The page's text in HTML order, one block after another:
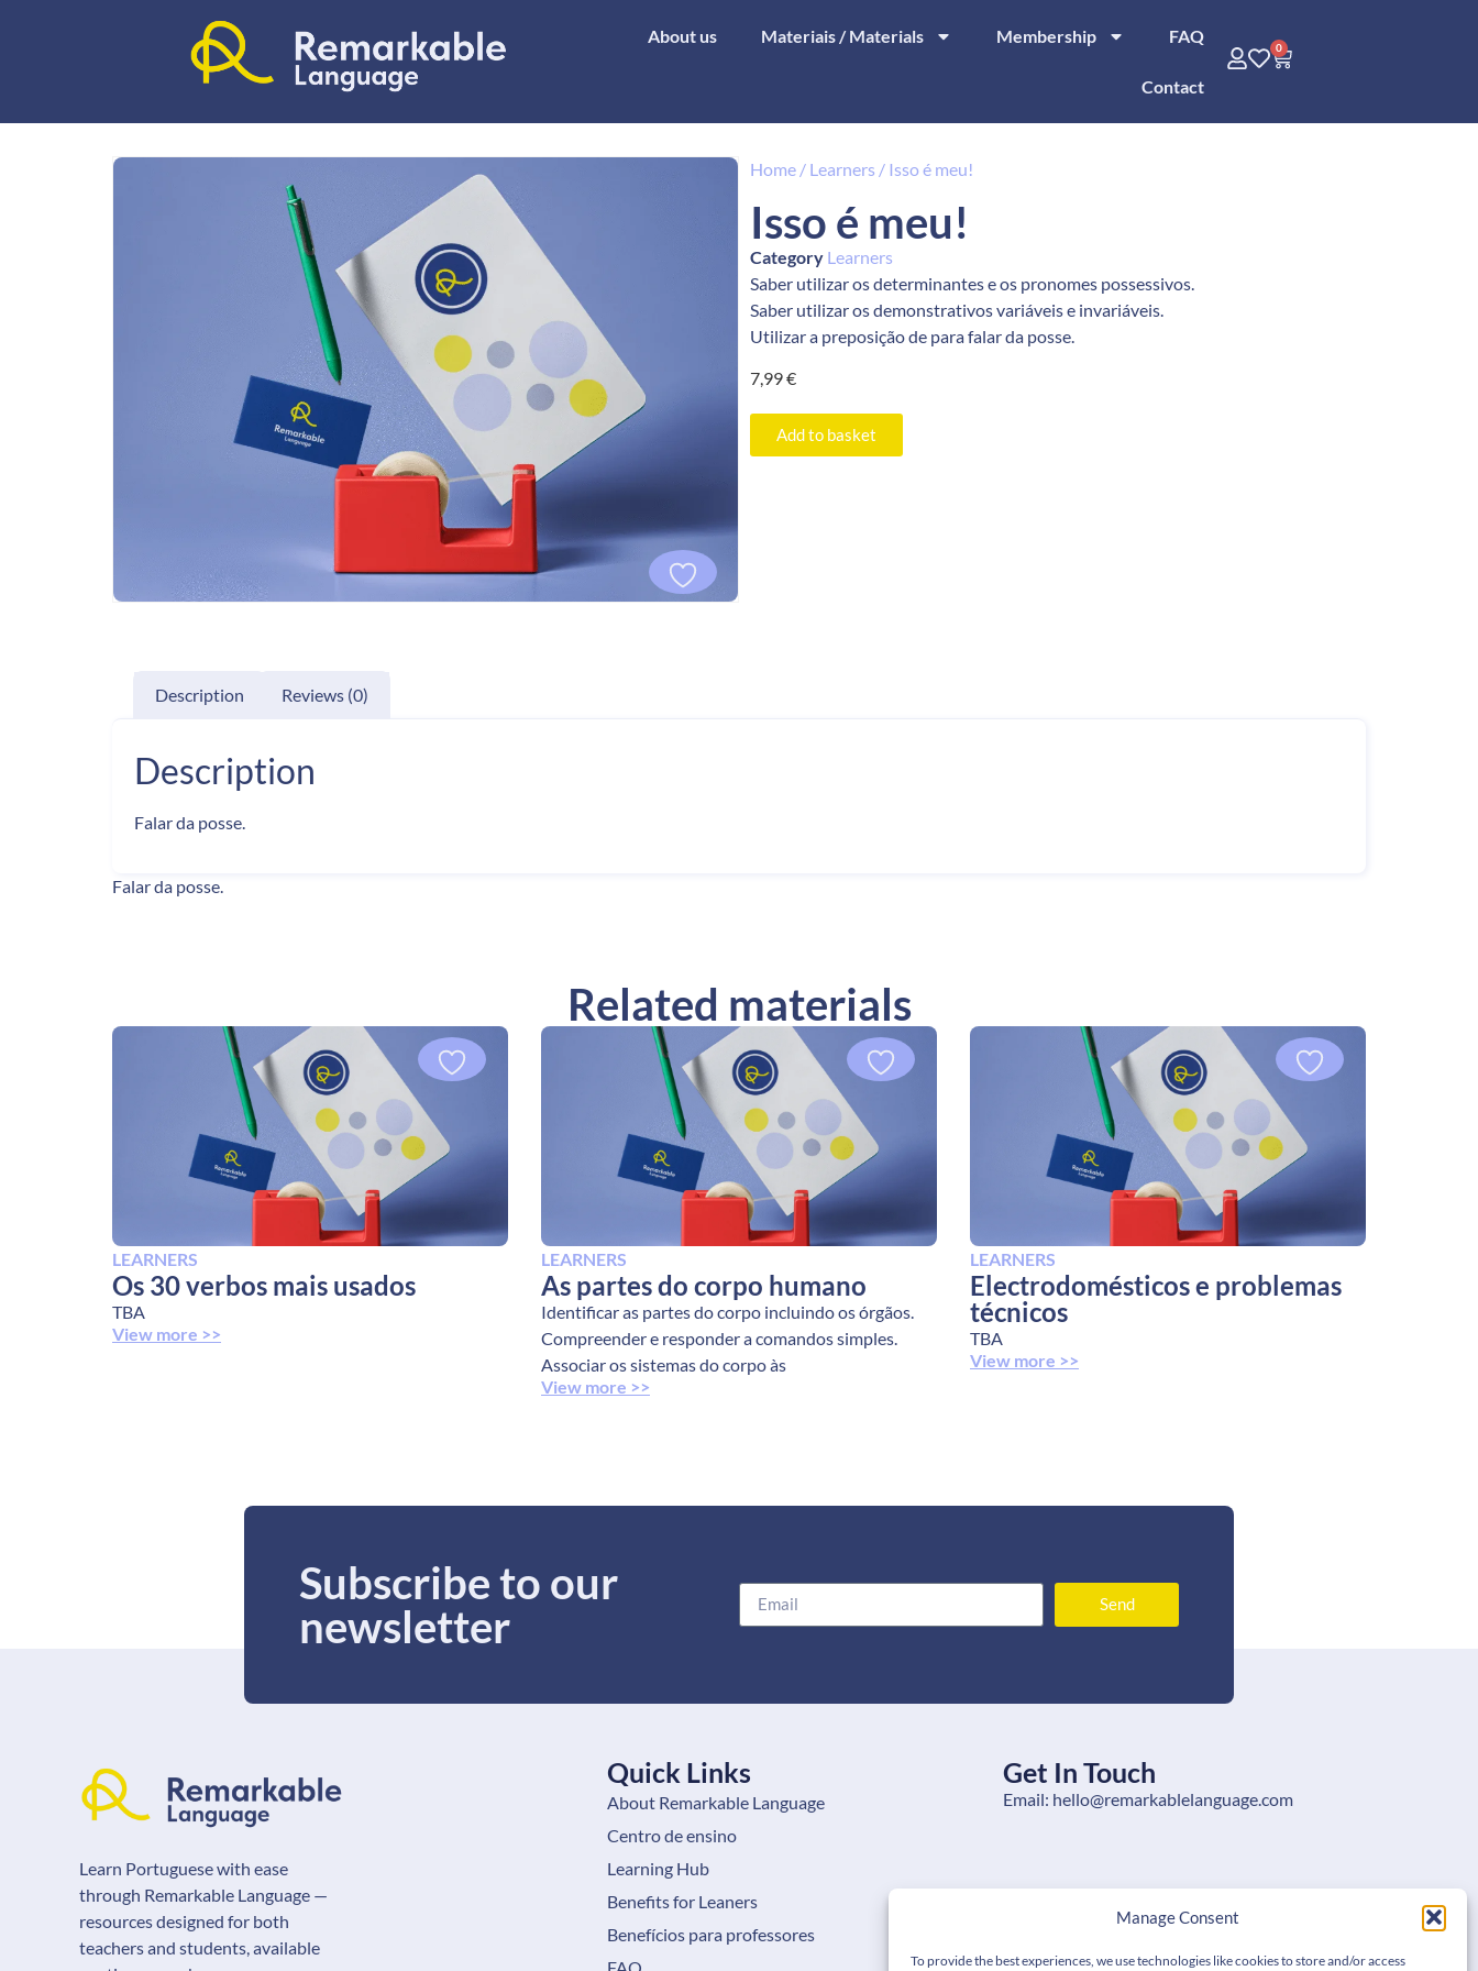
Manage Consent
To provide the best experiences, we use technologies like cookies to store and/or access
About us Materiais / Materials Membership FAQ
Contact
0
Home / Learners / Isso é meu!
Isso é meu!
Category Learners
Saber utilizar os determinantes e os pronomes possessivos.
Saber utilizar os demonstrativos variáveis e invariáveis.
Utilizar a preposição de para falar da posse.
7,99€
Add to basket
Description Reviews (0)
Description
Falar da posse.
Falar da posse.
Related materials
LEARNERS
Os 30 verbos mais usados
TBA
View more >>
LEARNERS
As partes do corpo humano
Identificar as partes do corpo incluindo os órgãos.
Compreender e responder a comandos simples.
Associar os sistemas do corpo às
View more >>
LEARNERS
Electrodomésticos e problemas
técnicos
TBA
View more >>
Subscribe to our
newsletter
Send
Learn Portuguese with ease
through Remarkable Language —
resources designed for both
teachers and students, available
Quick Links
About Remarkable Language
Centro de ensino
Learning Hub
Benefits for Leaners
Benefícios para professores
Get In Touch
Email: hello@remarkablelanguage.com